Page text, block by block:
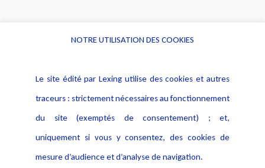
Alerte professionnelle
Déclaration d'accessibilité
Notice Légale
Politique de protection des
données
Publications
NOTRE UTILISATION DES COOKIES
Le site édité par Lexing utilise des cookies et autres
traceurs : strictement nécessaires au fonctionnement
du site (exemptés de consentement) ; et,
uniquement si vous y consentez, des cookies de
mesure d’audience et d’analyse de navigation.